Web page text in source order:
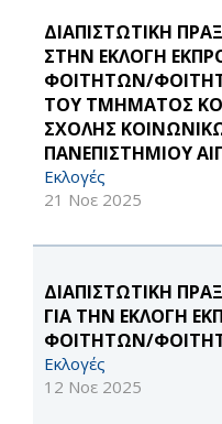
ΔΙΑΠΙΣΤΩΤΙΚΗ
ΣΤΗΝ ΕΚΛΟΓΗ
ΦΟΙΤΗΤΩΝ/
ΤΟΥ ΤΜΗΜΑΤΟΣ
ΣΧΟΛΗΣ
ΠΑΝΕΠΙΣΤΗΜΙΟΥ
Εκλογές
21 Νοε 2025
ΔΙΑΠΙΣΤΩΤΙΚΗ
ΓΙΑ ΤΗΝ ΕΚΛΟΓΗ
ΦΟΙΤΗΤΩΝ/
Εκλογές
12 Νοε 2025